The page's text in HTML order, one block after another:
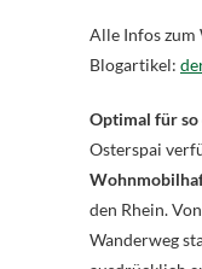
Alle Infos zum
Blogartikel:
Optimal für
Osterspai
den Rhein.
Wanderweg